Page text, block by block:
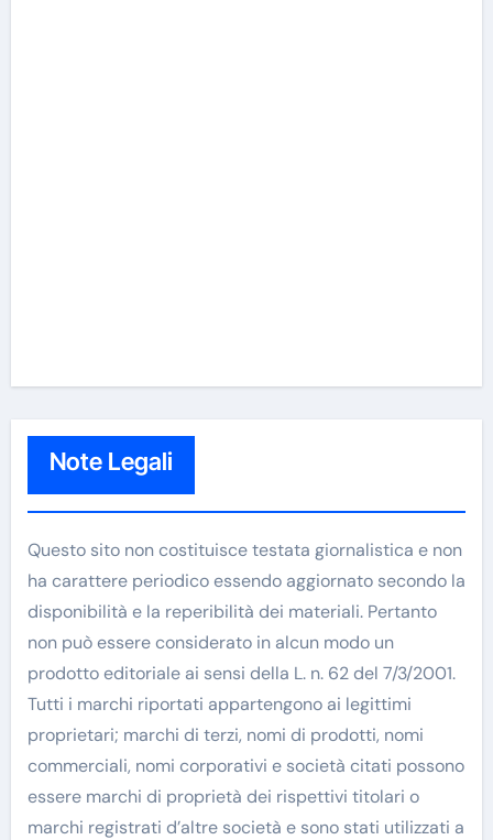
Note Legali
Questo sito non costituisce testata giornalistica e non
ha carattere periodico essendo aggiornato secondo la
disponibilità e la reperibilità dei materiali. Pertanto
non può essere considerato in alcun modo un
prodotto editoriale ai sensi della L. n. 62 del 7/3/2001.
Tutti i marchi riportati appartengono ai legittimi
proprietari; marchi di terzi, nomi di prodotti, nomi
commerciali, nomi corporativi e società citati possono
essere marchi di proprietà dei rispettivi titolari o
marchi registrati d’altre società e sono stati utilizzati a